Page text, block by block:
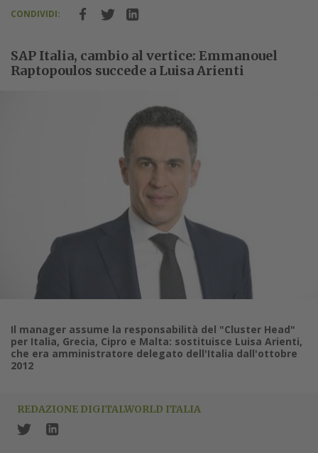
CONDIVIDI:
SAP Italia, cambio al vertice: Emmanouel
Raptopoulos succede a Luisa Arienti
Il manager assume la responsabilità del "Cluster Head"
per Italia, Grecia, Cipro e Malta: sostituisce Luisa Arienti,
che era amministratore delegato dell'Italia dall'ottobre
2012
REDAZIONE DIGITALWORLD ITALIA